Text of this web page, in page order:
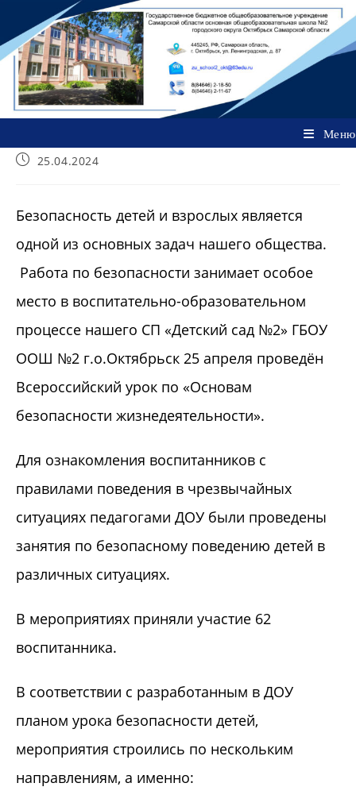
содержимому
Меню
Запись25.04.2024
Безопасность детей и взрослых является
одной из основных задач нашего общества.
Работа по безопасности занимает особое
место в воспитательно-образовательном
процессе нашего СП «Детский сад №2» ГБОУ
ООШ №2 г.о.Октябрьск 25 апреля проведён
Всероссийский урок по «Основам
безопасности жизнедеятельности».
Для ознакомления воспитанников с
правилами поведения в чрезвычайных
ситуациях педагогами ДОУ были проведены
занятия по безопасному поведению детей в
различных ситуациях.
В мероприятиях приняли участие 62
воспитанника.
В соответствии с разработанным в ДОУ
планом урока безопасности детей,
мероприятия строились по нескольким
направлениям, а именно: